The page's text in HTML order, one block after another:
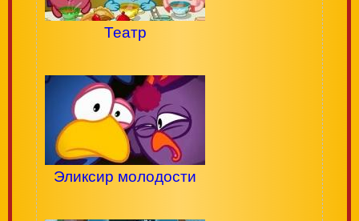
Театр
Эликсир молодости